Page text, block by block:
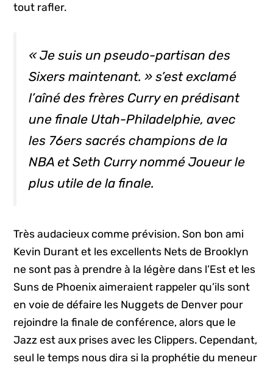
tout rafler.
« Je suis un pseudo-partisan des
Sixers maintenant. » s’est exclamé
l’aîné des frères Curry en prédisant
une finale Utah-Philadelphie, avec
les 76ers sacrés champions de la
NBA et Seth Curry nommé Joueur le
plus utile de la finale.
Très audacieux comme prévision. Son bon ami
Kevin Durant et les excellents Nets de Brooklyn
ne sont pas à prendre à la légère dans l’Est et les
Suns de Phoenix aimeraient rappeler qu’ils sont
en voie de défaire les Nuggets de Denver pour
rejoindre la finale de conférence, alors que le
Jazz est aux prises avec les Clippers. Cependant,
seul le temps nous dira si la prophétie du meneur